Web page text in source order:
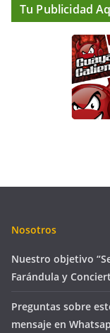
Tu Publicidad
Nosotros
Nuestro objetivo
Farándula y
Preguntas sobre
mensaje en